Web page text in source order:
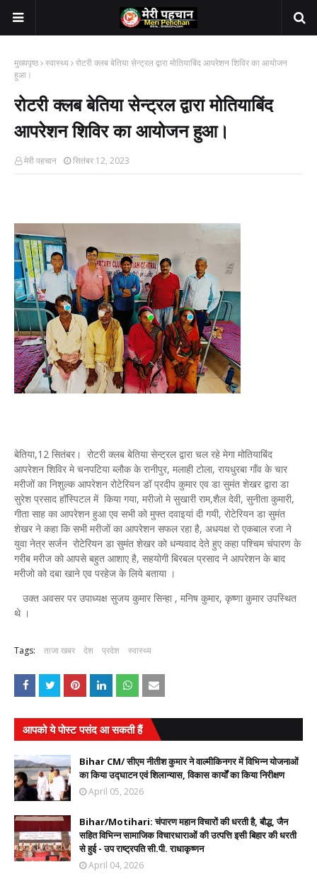
मुख्यपृष्ठ स्वास्थ्य रोटरी क्लब बेतिया सेन्ट्रल द्वारा मोतियाबिंद आपरेशन शिविर का आयोजन
हुआ।
रोटरी क्लब बेतिया सेन्ट्रल द्वारा मोतियाबिंद
आपरेशन शिविर का आयोजन हुआ।
मेरी पहचान सितंबर 12, 2023
बेतिया,12 सितंबर। रोटरी क्लब बेतिया सेन्ट्रल द्वारा चल रहे मेगा मोतियाबिंद
आपरेशन शिविर मे चनपटिया ब्लौक के रानीपुर, मलाही टोला, रायधुरबा गाँव के चार
मरीजों का निशुल्क आपरेशन रोटेरियन डॉ प्रदीप कुमार एव डा सुमंत शेखर द्वारा डा
सुरेश प्रसाद हॉस्पिटल में किया गया, मरीजो मे सुखारी राम,शैल देवी, सुनीता कुमारी,
गीता साह का आपरेशन हुआ एव सभी को मुफ्त दवाइयां दी गयी, रोटेरियन डा सुमंत
शेखर ने कहा कि सभी मरीजों का आपरेशन सफल रहा है, अधयक्ष रो एकबाल रजा ने
युवा नेत्र सर्जन रोटेरियन डा सुमंत शेखर को धन्यवाद देते हुए कहा पश्चिम चंपारण के
गरीब मरीज को आपसे बहुत आशाए है, सहयोगी बिरबल प्रसाद ने आपरेशन के बाद
मरीजो को दबा खाने एव परहेज के लिये बताया ।
उक्त अवसर पर उपाध्यक्ष सुजय कुमार सिन्हा , मनिष कुमार, कृष्णा कुमार उपस्थित
थे ।
Tags: ताजा खबर देश प्रदेश स्वास्थ्य
आपको ये पोस्ट पसंद आ सकती हैं
Bihar CM/ सीएम नीतीश कुमार ने वाल्मीकिनगर में विभिन्न योजनाओं
का किया उद्घाटन एवं शिलान्यास, विकास कार्यों का किया निरीक्षण
April 05, 2026
Bihar/Motihari: चंपारण महान विचारों की धरती है, बौद्ध, जैन
सहित विभिन्न सामाजिक विचारधाराओं की उत्पत्ति इसी बिहार की धरती
से हुई - उप राष्ट्रपति सी.पी. राधाकृष्णन
April 04, 2026